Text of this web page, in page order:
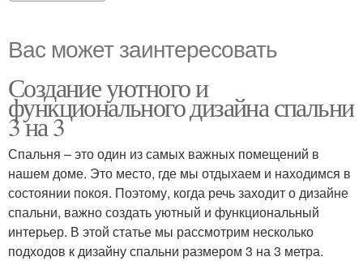
Вас может заинтересовать
Создание уютного и
функционального дизайна спальни
3 на 3
Спальня – это один из самых важных помещений в
нашем доме. Это место, где мы отдыхаем и находимся в
состоянии покоя. Поэтому, когда речь заходит о дизайне
спальни, важно создать уютный и функциональный
интерьер. В этой статье мы рассмотрим несколько
подходов к дизайну спальни размером 3 на 3 метра.